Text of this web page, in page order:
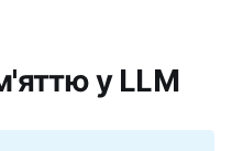
у LLM